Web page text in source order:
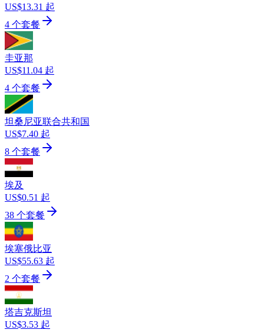
US$13.31 起
4 个套餐
圭亚那
US$11.04 起
4 个套餐
坦桑尼亚联合共和国
US$7.40 起
8 个套餐
埃及
US$0.51 起
38 个套餐
埃塞俄比亚
US$55.63 起
2 个套餐
塔吉克斯坦
US$3.53 起